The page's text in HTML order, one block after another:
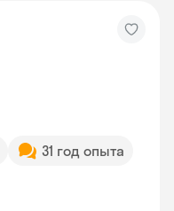
31 год опыта